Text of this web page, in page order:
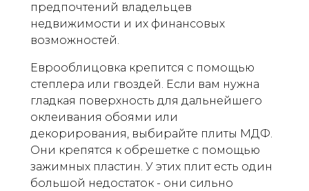
предпочтений владельцев
недвижимости и их финансовых
возможностей.
Еврооблицовка крепится с помощью
степлера или гвоздей. Если вам нужна
гладкая поверхность для дальнейшего
оклеивания обоями или
декорирования, выбирайте плиты МДФ.
Они крепятся к обрешетке с помощью
зажимных пластин. У этих плит есть один
большой недостаток - они сильно